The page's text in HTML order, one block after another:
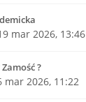
mar 2026, 13:46
?
mar 2026, 11:22